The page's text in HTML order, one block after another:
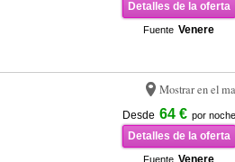
Detalles de la oferta
Fuente Venere
Mostrar en el
Desde 64 € por noche
Detalles de la oferta
Fuente Venere